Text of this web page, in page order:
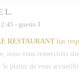
L
- guests 3
RESTAURANT has
nous vous remercions
le plaisir de vous